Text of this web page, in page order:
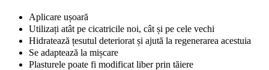
Aplicare ușoară
Utilizați atât pe cicatricile noi, cât și pe cele vechi
Hidratează țesutul deteriorat și ajută la regenerarea acestuia
Se adaptează la mișcare
Plasturele poate fi modificat liber prin tăiere